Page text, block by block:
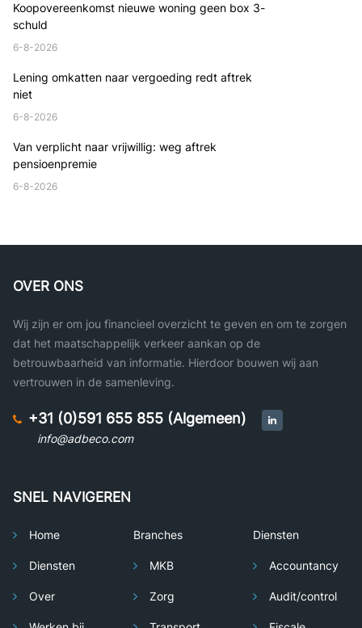
Koopovereenkomst nieuwe woning geen box 3-
schuld
6-8-2026
Lening omkatten naar vergoeding redt aftrek
niet
6-8-2026
Van verplicht naar vrijwillig: weg aftrek
pensioenpremie
6-8-2026
OVER ONS
Wij zijn er om jou financieel overzicht te geven en om te zorgen
dat het maatschappelijk verkeer aankan op de
betrouwbaarheid van informatie. Hierdoor bouwen wij aan
vertrouwen in de samenleving.
+31 (0)591 655 855 (Algemeen)
info@adbeco.com
SNEL NAVIGEREN
Home
Diensten
Over
Branches
MKB
Zorg
Diensten
Accountancy
Audit/control